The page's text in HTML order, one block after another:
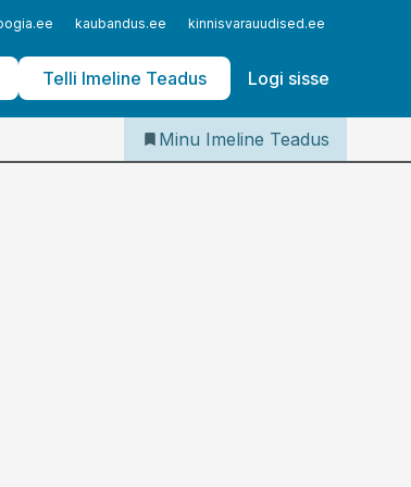
kaubandus.ee kinnisvarauudised.ee
Telli Imeline Teadus Logi sisse
Iseteenindus
Telli Imeline Teadus
Minu Imeline Teadus